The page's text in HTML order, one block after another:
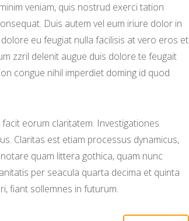
veniam, quis nostrud exerci tation
Duis autem vel eum iriure dolor in
eu feugiat nulla facilisis at vero eros et
zzril delenit augue duis dolore te feugait
congue nihil imperdiet doming id quod
eorum claritatem. Investigationes
Claritas est etiam processus dynamicus,
quam littera gothica, quam nunc
per seacula quarta decima et quinta
fiant sollemnes in futurum.